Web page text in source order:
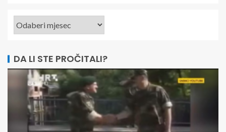
DA LI STE PROČITALI?